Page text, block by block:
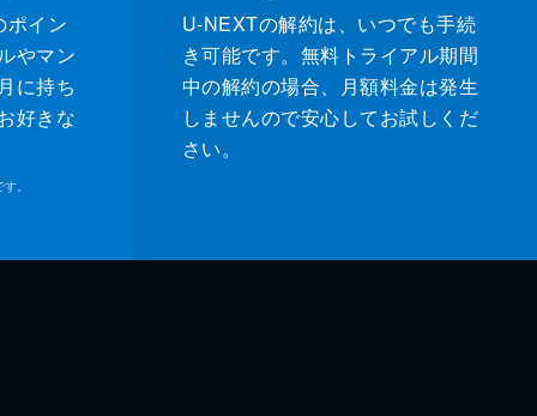
ポイン
やマン
に持ち
好きな
。
U-NEXTの解約は、いつでも手続
き可能です。無料トライアル期間
中の解約の場合、月額料金は発生
しませんので安心してお試しくだ
さい。